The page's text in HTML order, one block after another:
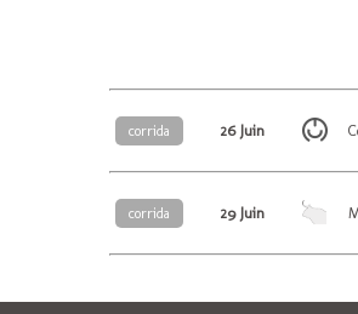
corrida 26 Juin
corrida 29 Juin